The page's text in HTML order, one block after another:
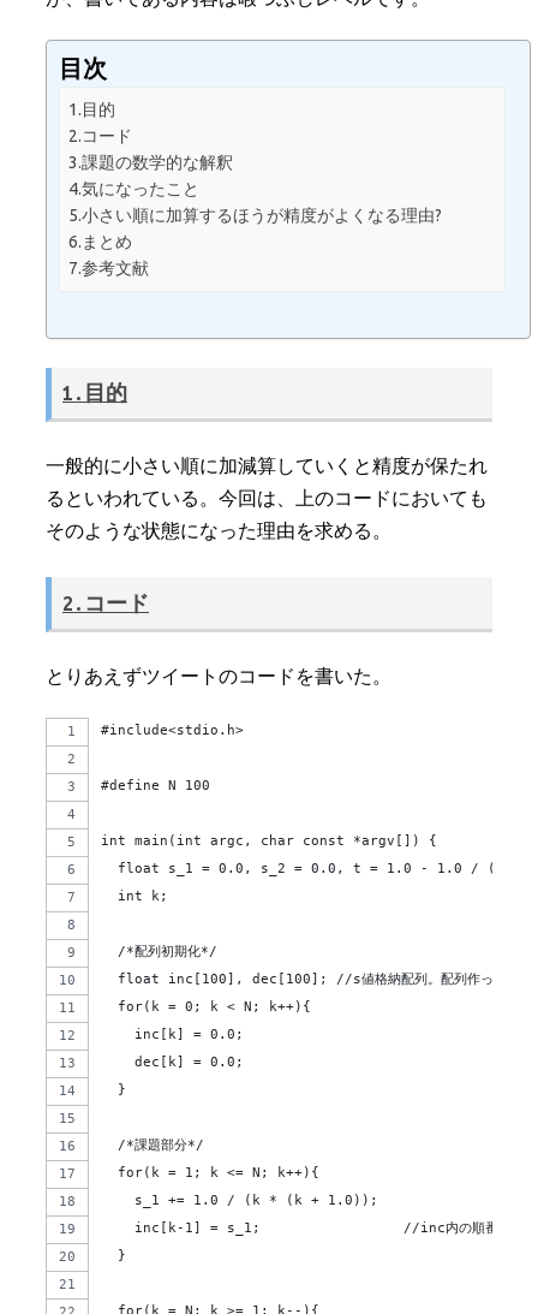
目次
1.目的
2.コード
3.課題の数学的な解釈
4.気になったこと
5.小さい順に加算するほうが精度がよくなる理由?
6.まとめ
7.参考文献
1.目的
一般的に小さい順に加減算していくと精度が保たれ
るといわれている。今回は、上のコードにおいても
そのような状態になった理由を求める。
2.コード
とりあえずツイートのコードを書いた。
#include<stdio.h>
#define N 100
int main(int argc, char const *argv[]) {
float s_1 = 0.0, s_2 = 0.0, t = 1.0 - 1.0 / (N +
  int k;
  /*配列初期化*/
float inc[100], dec[100]; //s値格納配列。配列作ったのはま
  for(k = 0; k < N; k++){
    inc[k] = 0.0;
    dec[k] = 0.0;
  }
  /*課題部分*/
  for(k = 1; k <= N; k++){
    s_1 += 1.0 / (k * (k + 1.0));
inc[k-1] = s_1;                 //inc内の順番はkが
  }
  for(k = N; k >= 1; k--){